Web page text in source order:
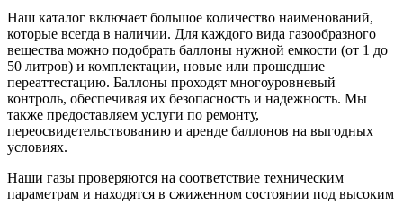
Наш каталог включает большое количество наименований,
которые всегда в наличии. Для каждого вида газообразного
вещества можно подобрать баллоны нужной емкости (от 1 до
50 литров) и комплектации, новые или прошедшие
переаттестацию. Баллоны проходят многоуровневый
контроль, обеспечивая их безопасность и надежность. Мы
также предоставляем услуги по ремонту,
переосвидетельствованию и аренде баллонов на выгодных
условиях.
Наши газы проверяются на соответствие техническим
параметрам и находятся в сжиженном состоянии под высоким